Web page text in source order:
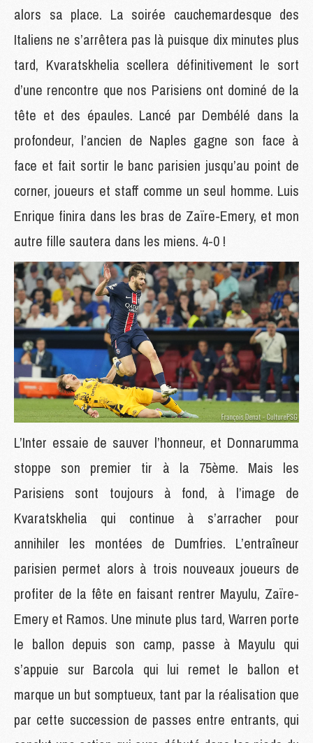
alors sa place. La soirée cauchemardesque des
Italiens ne s’arrêtera pas là puisque dix minutes plus
tard, Kvaratskhelia scellera définitivement le sort
d’une rencontre que nos Parisiens ont dominé de la
tête et des épaules. Lancé par Dembélé dans la
profondeur, l’ancien de Naples gagne son face à
face et fait sortir le banc parisien jusqu’au point de
corner, joueurs et staff comme un seul homme. Luis
Enrique finira dans les bras de Zaïre-Emery, et mon
autre fille sautera dans les miens. 4-0 !
L’Inter essaie de sauver l’honneur, et Donnarumma
stoppe son premier tir à la 75ème. Mais les
Parisiens sont toujours à fond, à l’image de
Kvaratskhelia qui continue à s’arracher pour
annihiler les montées de Dumfries. L’entraîneur
parisien permet alors à trois nouveaux joueurs de
profiter de la fête en faisant rentrer Mayulu, Zaïre-
Emery et Ramos. Une minute plus tard, Warren porte
le ballon depuis son camp, passe à Mayulu qui
s’appuie sur Barcola qui lui remet le ballon et
marque un but somptueux, tant par la réalisation que
par cette succession de passes entre entrants, qui